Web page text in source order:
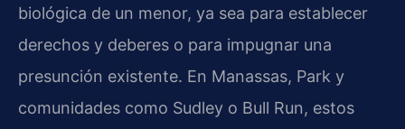
biológica de un menor, ya sea para establecer
derechos y deberes o para impugnar una
presunción existente. En Manassas, Park y
comunidades como Sudley o Bull Run, estos